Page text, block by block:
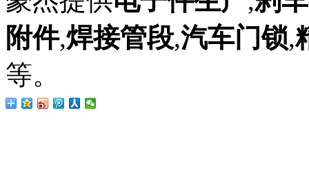
附件,焊接管段,汽车门锁,
等。